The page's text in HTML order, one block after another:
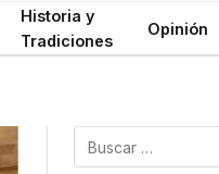
Historia y
Tradiciones
Opinión